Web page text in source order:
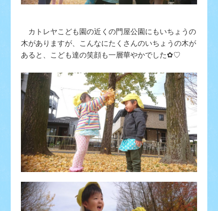
カトレヤこども園の近くの門屋公園にもいちょうの
木がありますが、こんなにたくさんのいちょうの木が
あると、こども達の笑顔も一層華やかでした✿♡